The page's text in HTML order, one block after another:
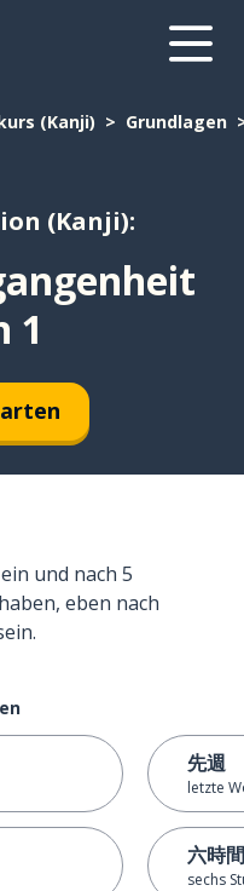
(Kanji) Grundlagen
(Kanji):
1
und nach 5
eben nach
先週
letzte
六時間
sechs